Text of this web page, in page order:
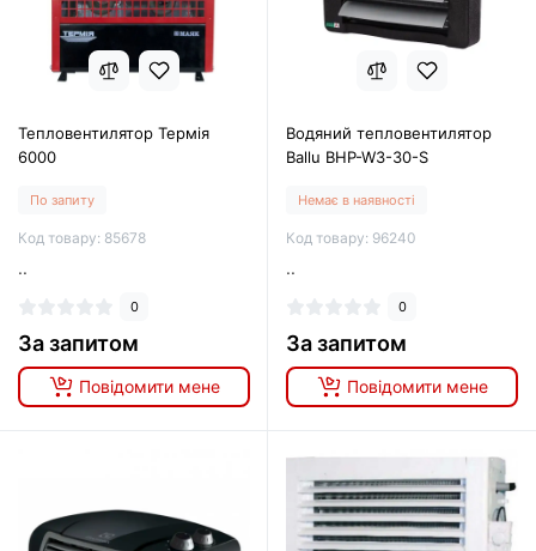
Тепловентилятор Термія
6000
По запиту
Код товару: 85678
..
0
За запитом
Повідомити мене
Водяний тепловентилятор
Ballu BHP-W3-30-S
Немає в наявності
Код товару: 96240
..
0
За запитом
Повідомити мене